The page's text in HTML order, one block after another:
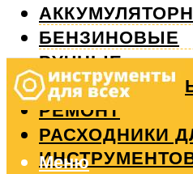
БЕНЗИНОВЫЕ
РУЧНЫЕ
РЕМОНТ
РАСХОДНИКИ
Меню